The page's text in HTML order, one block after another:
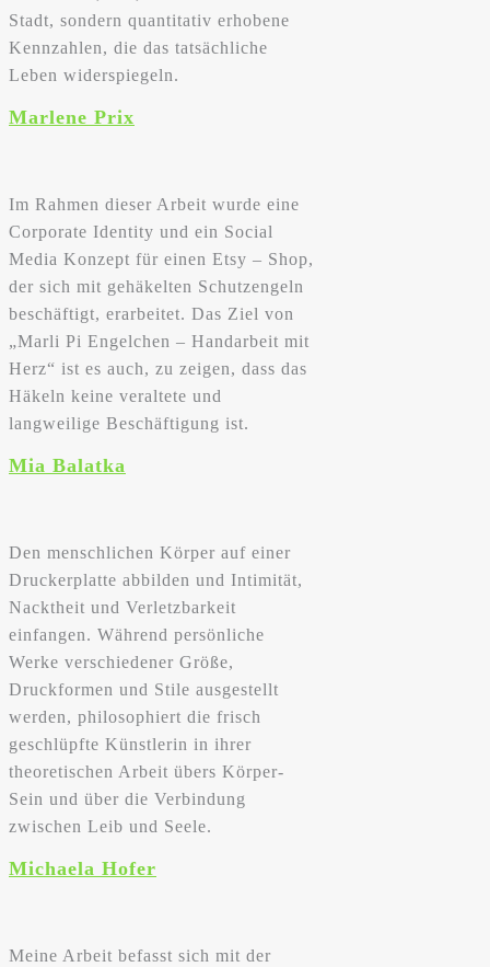
Stadt, sondern quantitativ erhobene
Kennzahlen, die das tatsächliche
Leben widerspiegeln.
Marlene Prix
Im Rahmen dieser Arbeit wurde eine
Corporate Identity und ein Social
Media Konzept für einen Etsy – Shop,
der sich mit gehäkelten Schutzengeln
beschäftigt, erarbeitet. Das Ziel von
„Marli Pi Engelchen – Handarbeit mit
Herz“ ist es auch, zu zeigen, dass das
Häkeln keine veraltete und
langweilige Beschäftigung ist.
Mia Balatka
Den menschlichen Körper auf einer
Druckerplatte abbilden und Intimität,
Nacktheit und Verletzbarkeit
einfangen. Während persönliche
Werke verschiedener Größe,
Druckformen und Stile ausgestellt
werden, philosophiert die frisch
geschlüpfte Künstlerin in ihrer
theoretischen Arbeit übers Körper-
Sein und über die Verbindung
zwischen Leib und Seele.
Michaela Hofer
Meine Arbeit befasst sich mit der